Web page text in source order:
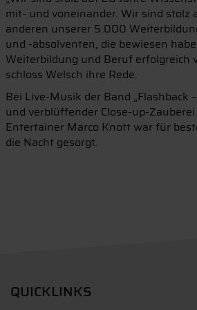
mit- und voneinander. Wir sind stolz
anderen unserer 5.000
und -absolventen, die bewiesen
Weiterbildung und Beruf erfolgreich
schloss Welsch ihre Rede.
Bei Live-Musik der Band „Flashback
und verblüffender Close-up-
Entertainer Marco Knott war für
die Nacht gesorgt.
QUICKLINKS